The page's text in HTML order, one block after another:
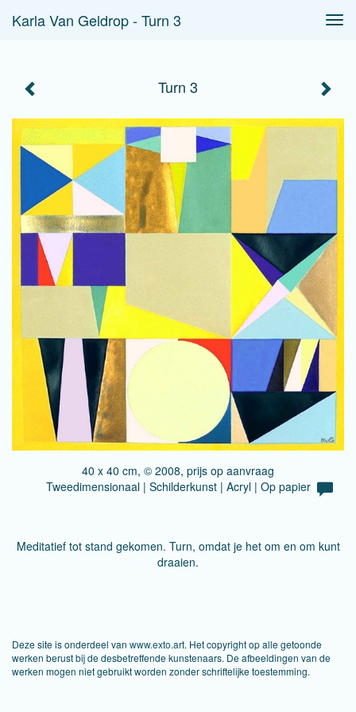
Karla Van Geldrop - Turn 3
Turn 3
40 x 40 cm, © 2008, prijs op aanvraag
Tweedimensionaal | Schilderkunst | Acryl | Op papier
Meditatief tot stand gekomen. Turn, omdat je het om en om kunt
draaien.
Deze site is onderdeel van www.exto.art. Het copyright op alle getoonde
werken berust bij de desbetreffende kunstenaars. De afbeeldingen van de
werken mogen niet gebruikt worden zonder schriftelijke toestemming.